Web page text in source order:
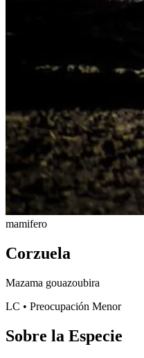
mamifero
Corzuela
Mazama gouazoubira
LC • Preocupación Menor
Sobre la Especie